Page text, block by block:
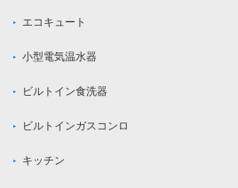
エコキュート
小型電気温水器
ビルトイン食洗器
ビルトインガスコンロ
キッチン